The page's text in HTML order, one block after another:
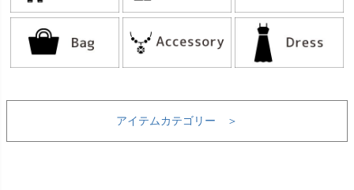
アイテムカテゴリー ＞